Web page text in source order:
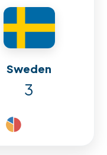
Sweden
3